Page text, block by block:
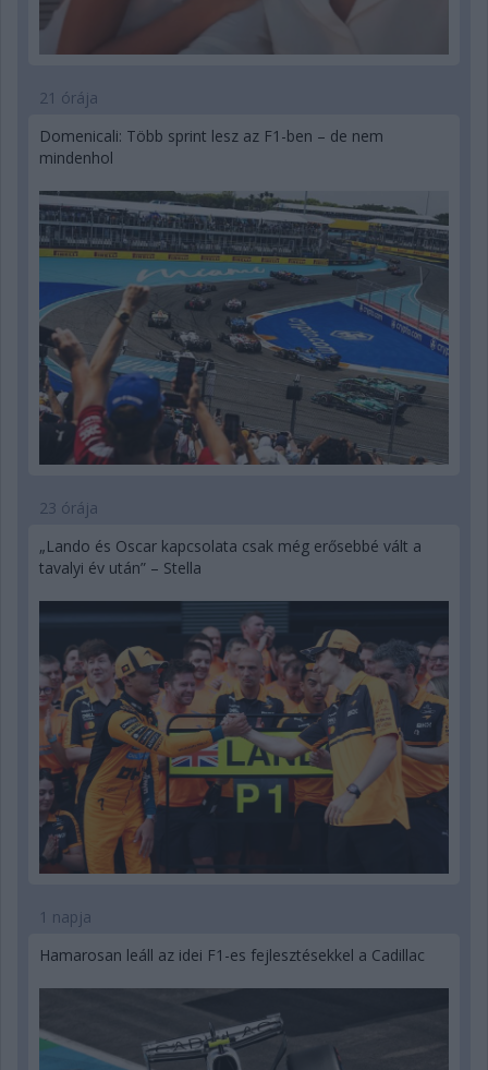
21 órája
Domenicali: Több sprint lesz az F1-ben – de nem
mindenhol
23 órája
„Lando és Oscar kapcsolata csak még erősebbé vált a
tavalyi év után” – Stella
1 napja
Hamarosan leáll az idei F1-es fejlesztésekkel a Cadillac